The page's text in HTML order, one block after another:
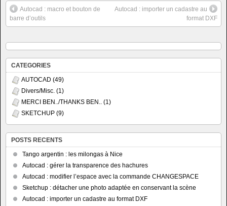
Autocad : macro et bouton de
barre d’outils
Autocad : importer un cadastre au
format DXF
CATEGORIES
AUTOCAD (49)
Divers/Misc. (1)
MERCI BEN../THANKS BEN..
(1)
SKETCHUP (9)
POSTS RECENTS
Tango argentin : les milongas à Nice
Autocad : gérer la transparence des hachures
Autocad : modifier l’espace avec la commande CHANGESPACE
Sketchup : détacher une photo adaptée en conservant la scène
Autocad : importer un cadastre au format DXF